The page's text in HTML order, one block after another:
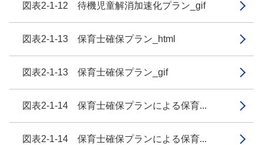
図表2-1-12 待機児童解消加速化プラン_gif
図表2-1-13 保育士確保プラン_html
図表2-1-13 保育士確保プラン_gif
図表2-1-14 保育士確保プランによる保育...
図表2-1-14 保育士確保プランによる保育...